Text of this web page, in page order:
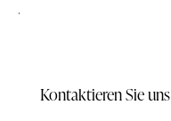
.
Kontaktieren Sie uns